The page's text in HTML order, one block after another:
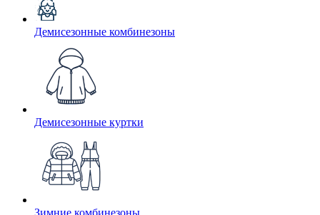
Демисезонные комбинезоны
Демисезонные куртки
Зимние комбинезоны